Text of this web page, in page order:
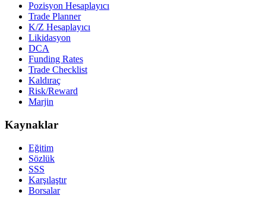
Pozisyon Hesaplayıcı
Trade Planner
K/Z Hesaplayıcı
Likidasyon
DCA
Funding Rates
Trade Checklist
Kaldıraç
Risk/Reward
Marjin
Kaynaklar
Eğitim
Sözlük
SSS
Karşılaştır
Borsalar